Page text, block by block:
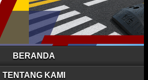
BERANDA
TENTANG KAMI